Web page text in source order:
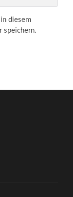
diesem
speichern.